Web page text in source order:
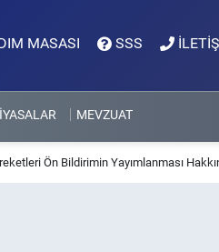
MASASI SSS
MEVZUAT
Ön Bildirimin Yayımlanması